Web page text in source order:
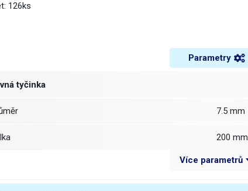
126ks
Parametry
tyčinka
7.5 mm
200 mm
žlutá
Více parametrů